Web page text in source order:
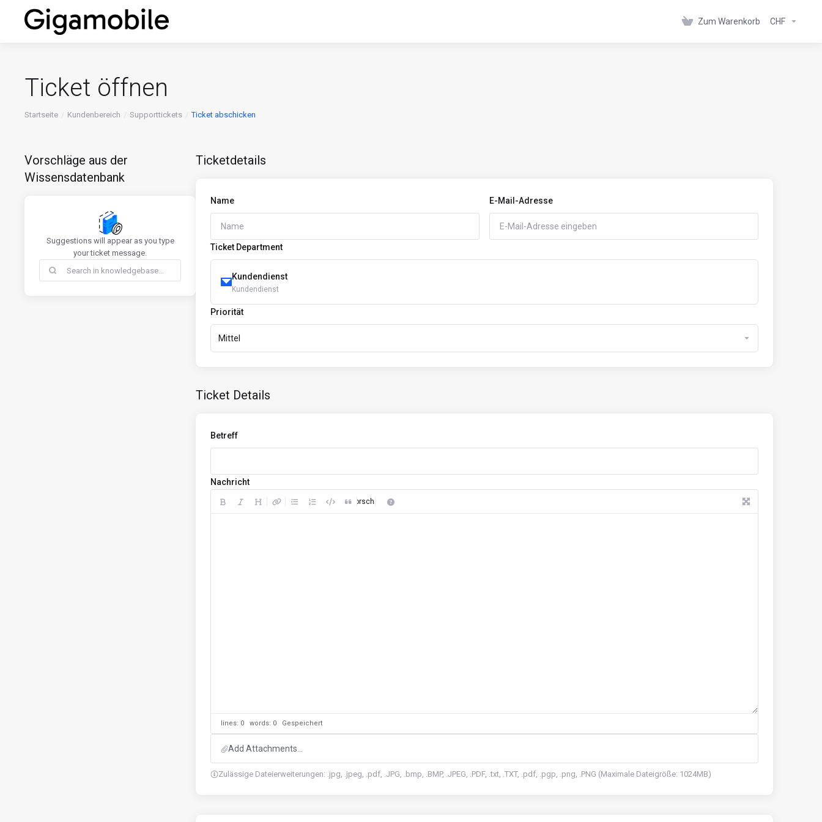
Zum Warenkorb CHF
Ticket öffnen
Startseite Kundenbereich Supporttickets Ticket abschicken
Vorschläge aus der
Wissensdatenbank
Suggestions will appear as you type
your ticket message.
Ticketdetails
Name E-Mail-Adresse
Ticket Department
Kundendienst
Kundendienst
Priorität
Mittel
Ticket Details
Betreff
Nachricht
Vorschau
lines: 0 words: 0 Gespeichert
Add Attachments...
Zulässige Dateierweiterungen: .jpg, .jpeg, .pdf, .JPG, .bmp, .BMP, .JPEG, .PDF, .txt, .TXT, .pdf, .pgp, .png, .PNG (Maximale Dateigröße: 1024MB)